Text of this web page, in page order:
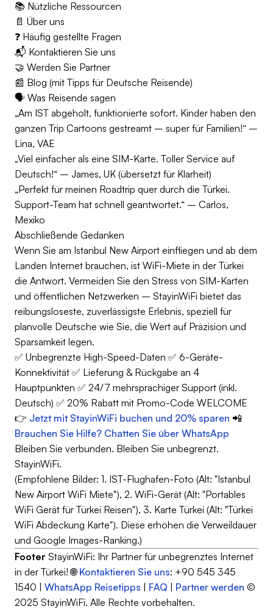
📚 Nützliche Ressourcen
📄 Über uns
❓ Häufig gestellte Fragen
📬 Kontaktieren Sie uns
🤝 Werden Sie Partner
📰 Blog (mit Tipps für Deutsche Reisende)
🗣️ Was Reisende sagen
„Am IST abgeholt, funktionierte sofort. Kinder haben den
ganzen Trip Cartoons gestreamt – super für Familien!“ –
Lina, VAE
„Viel einfacher als eine SIM-Karte. Toller Service auf
Deutsch!“ – James, UK (übersetzt für Klarheit)
„Perfekt für meinen Roadtrip quer durch die Türkei.
Support-Team hat schnell geantwortet.“ – Carlos,
Mexiko
Abschließende Gedanken
Wenn Sie am Istanbul New Airport einfliegen und ab dem
Landen Internet brauchen, ist WiFi-Miete in der Türkei
die Antwort. Vermeiden Sie den Stress von SIM-Karten
und öffentlichen Netzwerken – StayinWiFi bietet das
reibungsloseste, zuverlässigste Erlebnis, speziell für
planvolle Deutsche wie Sie, die Wert auf Präzision und
Sparsamkeit legen.
✅ Unbegrenzte High-Speed-Daten ✅ 6-Geräte-
Konnektivität ✅ Lieferung & Rückgabe an 4
Hauptpunkten ✅ 24/7 mehrsprachiger Support (inkl.
Deutsch) ✅ 20% Rabatt mit Promo-Code WELCOME
👉 Jetzt mit StayinWiFi buchen und 20% sparen 📲
Brauchen Sie Hilfe? Chatten Sie über WhatsApp
Bleiben Sie verbunden. Bleiben Sie unbegrenzt.
StayinWiFi.
(Empfohlene Bilder: 1. IST-Flughafen-Foto (Alt: "Istanbul
New Airport WiFi Miete"), 2. WiFi-Gerät (Alt: "Portables
WiFi Gerät für Türkei Reisen"), 3. Karte Türkei (Alt: "Türkei
WiFi Abdeckung Karte"). Diese erhöhen die Verweildauer
und Google Images-Ranking.)
Footer StayinWiFi: Ihr Partner für unbegrenztes Internet
in der Türkei! 🌐Kontaktieren Sie uns: +90 545 345
1540 | WhatsApp Reisetipps | FAQ | Partner werden ©
2025 StayinWiFi. Alle Rechte vorbehalten.